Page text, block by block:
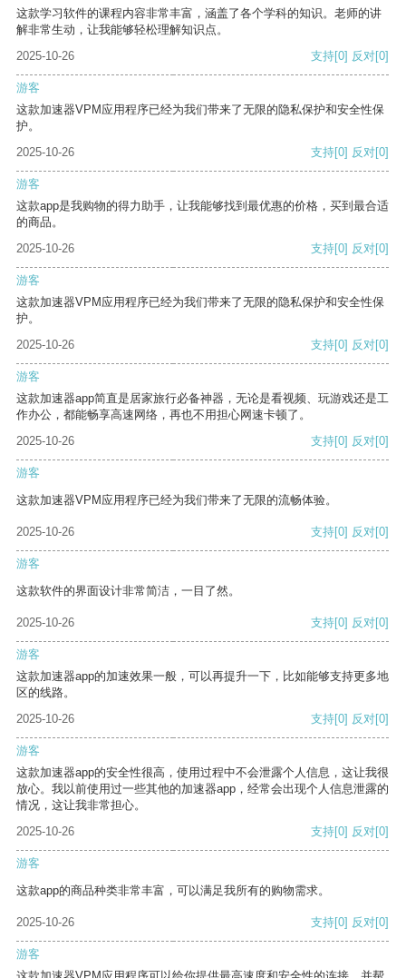
这款学习软件的课程内容非常丰富，涵盖了各个学科的知识。老师的讲
解非常生动，让我能够轻松理解知识点。
2025-10-26
支持[0] 反对[0]
游客
这款加速器VPM应用程序已经为我们带来了无限的隐私保护和安全性保
护。
2025-10-26
支持[0] 反对[0]
游客
这款app是我购物的得力助手，让我能够找到最优惠的价格，买到最合适
的商品。
2025-10-26
支持[0] 反对[0]
游客
这款加速器VPM应用程序已经为我们带来了无限的隐私保护和安全性保
护。
2025-10-26
支持[0] 反对[0]
游客
这款加速器app简直是居家旅行必备神器，无论是看视频、玩游戏还是工
作办公，都能畅享高速网络，再也不用担心网速卡顿了。
2025-10-26
支持[0] 反对[0]
游客
这款加速器VPM应用程序已经为我们带来了无限的流畅体验。
2025-10-26 支持[0] 反对[0]
游客
这款软件的界面设计非常简洁，一目了然。
2025-10-26 支持[0] 反对[0]
游客
这款加速器app的加速效果一般，可以再提升一下，比如能够支持更多地
区的线路。
2025-10-26
支持[0] 反对[0]
游客
这款加速器app的安全性很高，使用过程中不会泄露个人信息，这让我很
放心。我以前使用过一些其他的加速器app，经常会出现个人信息泄露的
情况，这让我非常担心。
2025-10-26
支持[0] 反对[0]
游客
这款app的商品种类非常丰富，可以满足我所有的购物需求。
2025-10-26 支持[0] 反对[0]
游客